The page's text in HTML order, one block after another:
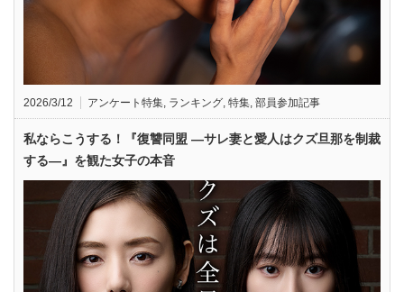
2026/3/12 アンケート特集, ランキング, 特集, 部員参加記事
私ならこうする！『復讐同盟 —サレ妻と愛人はクズ旦那を制裁
する—』を観た女子の本音